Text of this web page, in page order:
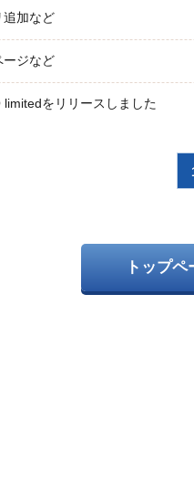
追加など
ージなど
limitedをリリースしました
トップ